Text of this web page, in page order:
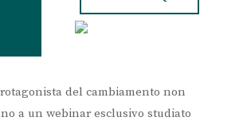
del cambiamento non
a un webinar esclusivo studiato